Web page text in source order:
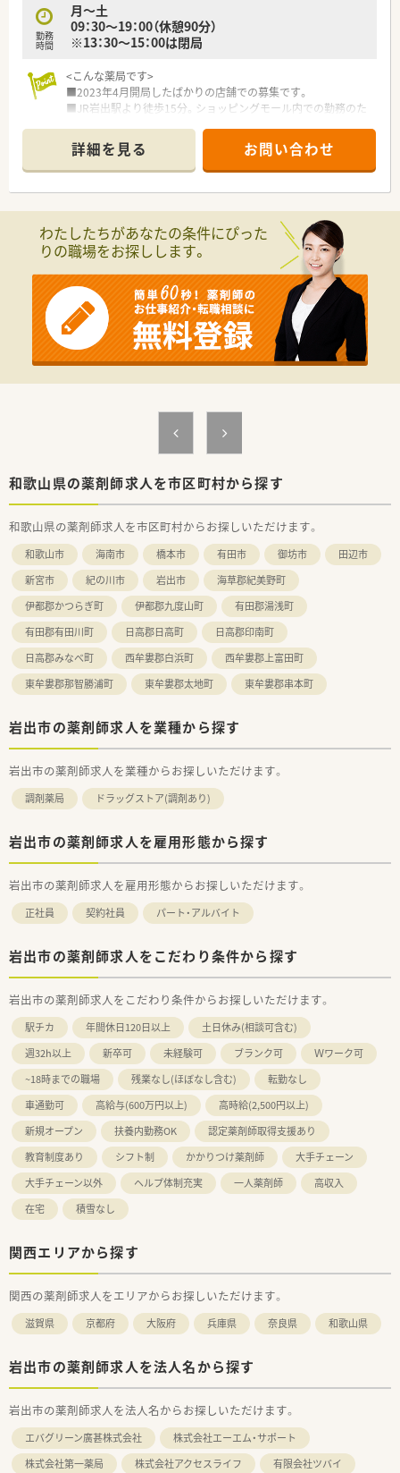
勤務
時間
月～土
09：30～19：00（休憩90分）
※13：30～15：00は閉局
<こんな薬局です>
■2023年4月開局したばかりの店舗での募集です。
■JR岩出駅より徒歩15分。ショッピングモール内での勤務のた
■広域処方箋の対応を行っています。枚数は1日40枚程度と比較
的落ち着いています。
■薬剤師4名在籍。常勤でご勤務頂ける方を募集しています。
■勤務時間帯は1人薬剤師での対応がメインとなります。
閉局していますのでしっかりお休みをとって頂くことが可能
です。
■契約社員としての募集となります。
<企業の特徴>
■直近15年で売上高4倍、経常利益も3倍以上と右肩上がりの成
長を続けており、経営面でも安定しています。
■調剤併設のドラッグストア、病院門前やクリニックモール併
設、駅前型や郊外型店舗など様々な店舗のスタイルが安定・成長・
高収益に繋がっています。
■かかりつけ薬剤師・薬局の機能に加えて、OTC薬や健康食品、介
て厚生労働省が定める「健康サポート薬局」についても、認定の
取得に取り組んでいます。
■薬剤師とそれ以外の職種で業務を割り振り、薬剤師の負荷を軽
を十分に発揮することができます。
■未経験者には新卒同様のフルパッケージ（座学・OTC含めて最
長2年）の教育体制があります！
■ドラッグストアで働きたい方、調剤薬局で働きたい方それぞれ
別で採用しています。
■正社員・パート社員・準社員・契約社員・アルバイトなど、ご希望
の働き方に準じた就業形態があります。
■プラチナくるみんマークも取得しており、子育てをサポートし
ている企業のため女性の方はもちろん、男性の育休取得者もいる
など男女ともに働きやすい社風です。
■女性のワーク・ライフ・バランスを推進する優良企業として、厚
得。
■法律上、育児休業の期間は子どもが1歳になるまでですが、最
大子どもが3歳になるまで延長して休業することが可能です。
■時短勤務制度もあり。子どもが中学1年生になるまで延長も可
能です。
■その他、復職フォロー制度や育児手当、奨学金返済サポート制
■ナショナル社員＝全国、広域エリア社員＝エリア内の転勤あ
り、狭域エリア社員＝自宅から通勤圏内のみ。
様々な社員区分があり勤務地域を選択できます。
■大手企業で安定して長期就業したい方
■認定薬剤師資格をお持ちの方
詳細を見る お問い合わせ
わたしたちがあなたの条件にぴった
りの職場をお探しします。
和歌山県の薬剤師求人を市区町村から探す
和歌山県の薬剤師求人を市区町村からお探しいただけます。
和歌山市 海南市 橋本市 有田市 御坊市
田辺市
新宮市
紀の川市 岩出市
海草郡紀美野町
伊都郡かつらぎ町
伊都郡九度山町
有田郡湯浅町
有田郡有田川町
日高郡日高町
日高郡印南町
日高郡みなべ町
西牟婁郡白浜町
西牟婁郡上富田町
東牟婁郡那智勝浦町
東牟婁郡太地町 東牟婁郡串本町
岩出市の薬剤師求人を業種から探す
岩出市の薬剤師求人を業種からお探しいただけます。
調剤薬局 ドラッグストア(調剤あり)
岩出市の薬剤師求人を雇用形態から探す
岩出市の薬剤師求人を雇用形態からお探しいただけます。
正社員 契約社員 パート・アルバイト
岩出市の薬剤師求人をこだわり条件から探す
岩出市の薬剤師求人をこだわり条件からお探しいただけます。
駅チカ 年間休日120日以上
土日休み(相談可含む)
週32h以上
新卒可 未経験可 ブランク可
Ｗワーク可
~18時までの職場
残業なし(ほぼなし含む)
転勤なし
車通勤可
高給与(600万円以上)
高時給(2,500円以上)
新規オープン
扶養内勤務OK
認定薬剤師取得支援あり
教育制度あり
シフト制 かかりつけ薬剤師
大手チェーン
大手チェーン以外
ヘルプ体制充実 一人薬剤師
高収入
在宅
積雪なし
関西エリアから探す
関西の薬剤師求人をエリアからお探しいただけます。
滋賀県 京都府 大阪府 兵庫県 奈良県 和歌山県
岩出市の薬剤師求人を法人名から探す
岩出市の薬剤師求人を法人名からお探しいただけます。
エバグリーン廣甚株式会社
株式会社エーエム・サポート
株式会社第一薬局
株式会社アクセスライフ
有限会社ツバイ